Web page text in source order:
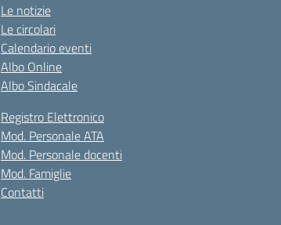
Le notizie
Le circolari
Calendario eventi
Albo Online
Albo Sindacale
Registro Elettronico
Mod. Personale ATA
Mod. Personale docenti
Mod. Famiglie
Contatti